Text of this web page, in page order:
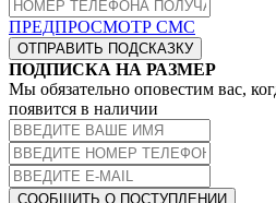
ПРЕДПРОСМОТР СМС
ОТПРАВИТЬ ПОДСКАЗКУ
ПОДПИСКА НА РАЗМЕР
Мы обязательно оповестим вас,
появится в наличии
СООБЩИТЬ О ПОСТУПЛЕНИИ